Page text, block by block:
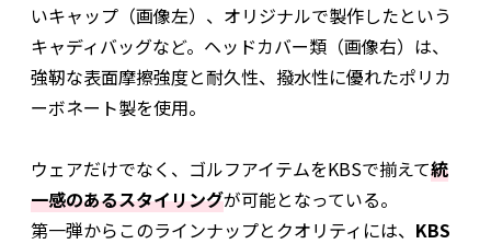
いキャップ（画像左）、オリジナルで製作したという
キャディバッグなど。ヘッドカバー類（画像右）は、
強靭な表面摩擦強度と耐久性、撥水性に優れたポリカ
ーボネート製を使用。
ウェアだけでなく、ゴルフアイテムをKBSで揃えて統
一感のあるスタイリングが可能となっている。
第一弾からこのラインナップとクオリティには、 KBS